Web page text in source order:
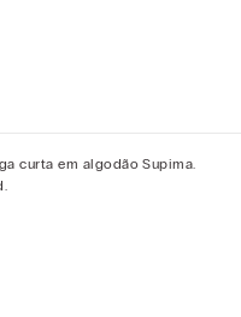
curta em algodão Supima.